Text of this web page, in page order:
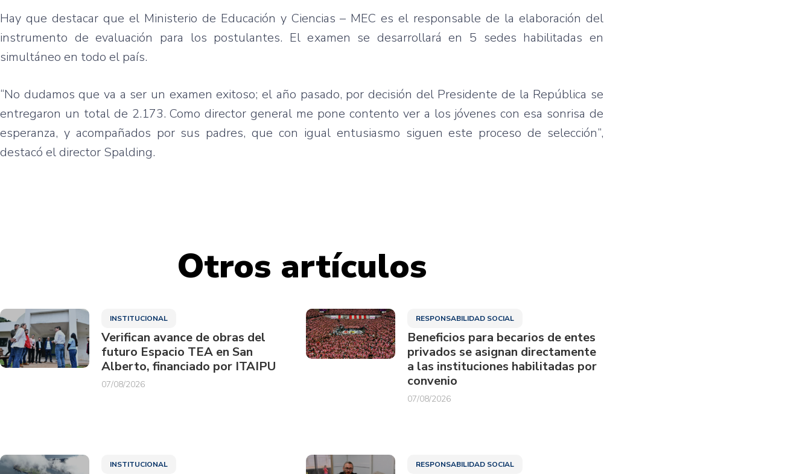
Hay que destacar que el Ministerio de Educación y Ciencias – MEC es el responsable de la elaboración del
instrumento de evaluación para los postulantes. El examen se desarrollará en 5 sedes habilitadas en
simultáneo en todo el país.
“No dudamos que va a ser un examen exitoso; el año pasado, por decisión del Presidente de la República se
entregaron un total de 2.173. Como director general me pone contento ver a los jóvenes con esa sonrisa de
esperanza, y acompañados por sus padres, que con igual entusiasmo siguen este proceso de selección”,
destacó el director Spalding.
Otros artículos
INSTITUCIONAL
Verifican avance de obras del
futuro Espacio TEA en San
Alberto, financiado por ITAIPU
07/08/2026
RESPONSABILIDAD SOCIAL
Beneficios para becarios de entes
privados se asignan directamente
a las instituciones habilitadas por
convenio
07/08/2026
INSTITUCIONAL RESPONSABILIDAD SOCIAL